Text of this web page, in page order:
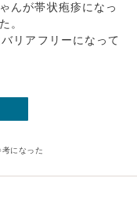
んが帯状疱疹になっ
。
リアフリーになって
になった